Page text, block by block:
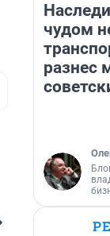
чудом
разнес